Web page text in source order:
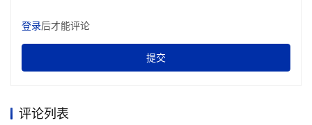
Tapestry产品的前景，2006年在sell-in的增长目标是8-
10%的增长，而sell-through达到15%左右的增长。
登录后才能评论
提交
评论列表